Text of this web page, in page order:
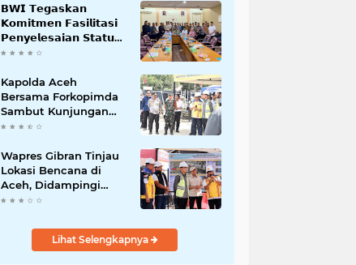
𝗕𝗪𝗜 𝗧𝗲𝗴𝗮𝘀𝗸𝗮𝗻
𝗞𝗼𝗺𝗶𝘁𝗺𝗲𝗻 𝗙𝗮𝘀𝗶𝗹𝗶𝘁𝗮𝘀𝗶
𝗣𝗲𝗻𝘆𝗲𝗹𝗲𝘀𝗮𝗶𝗮𝗻 𝗦𝘁𝗮𝘁𝘂𝘀
𝗪𝗮𝗸𝗮𝗳 𝗕𝗹𝗮𝗻𝗴 𝗣𝗮𝗱𝗮𝗻𝗴
Kapolda Aceh
Bersama Forkopimda
Sambut Kunjungan
Kerja Wakil Presiden
Bireuen
Wapres Gibran Tinjau
Lokasi Bencana di
Aceh, Didampingi
Wagub Dek Fadh
Lihat Selengkapnya